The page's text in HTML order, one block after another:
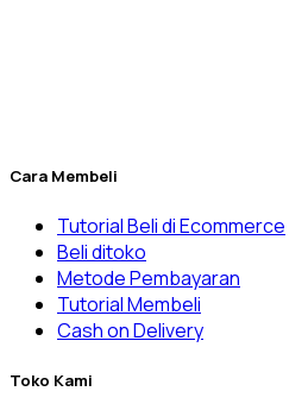
Cara Membeli
Tutorial Beli di Ecommerce
Beli ditoko
Metode Pembayaran
Tutorial Membeli
Cash on Delivery
Toko Kami